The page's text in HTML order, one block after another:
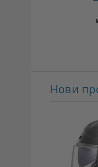
Нови